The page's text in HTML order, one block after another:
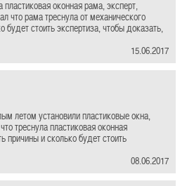
пластиковая оконная рама, эксперт,
что рама треснула от механического
будет стоить экспертиза, чтобы доказать,
15.06.2017
летом установили пластиковые окна,
треснула пластиковая оконная
причины и сколько будет стоить
08.06.2017